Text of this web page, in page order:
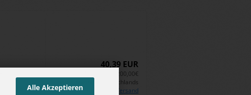
Alle Akzeptieren
40,39 EUR
zzgl. 19% MwSt. | ab 200,00€
netto innerhalb Deutschlands
Versand